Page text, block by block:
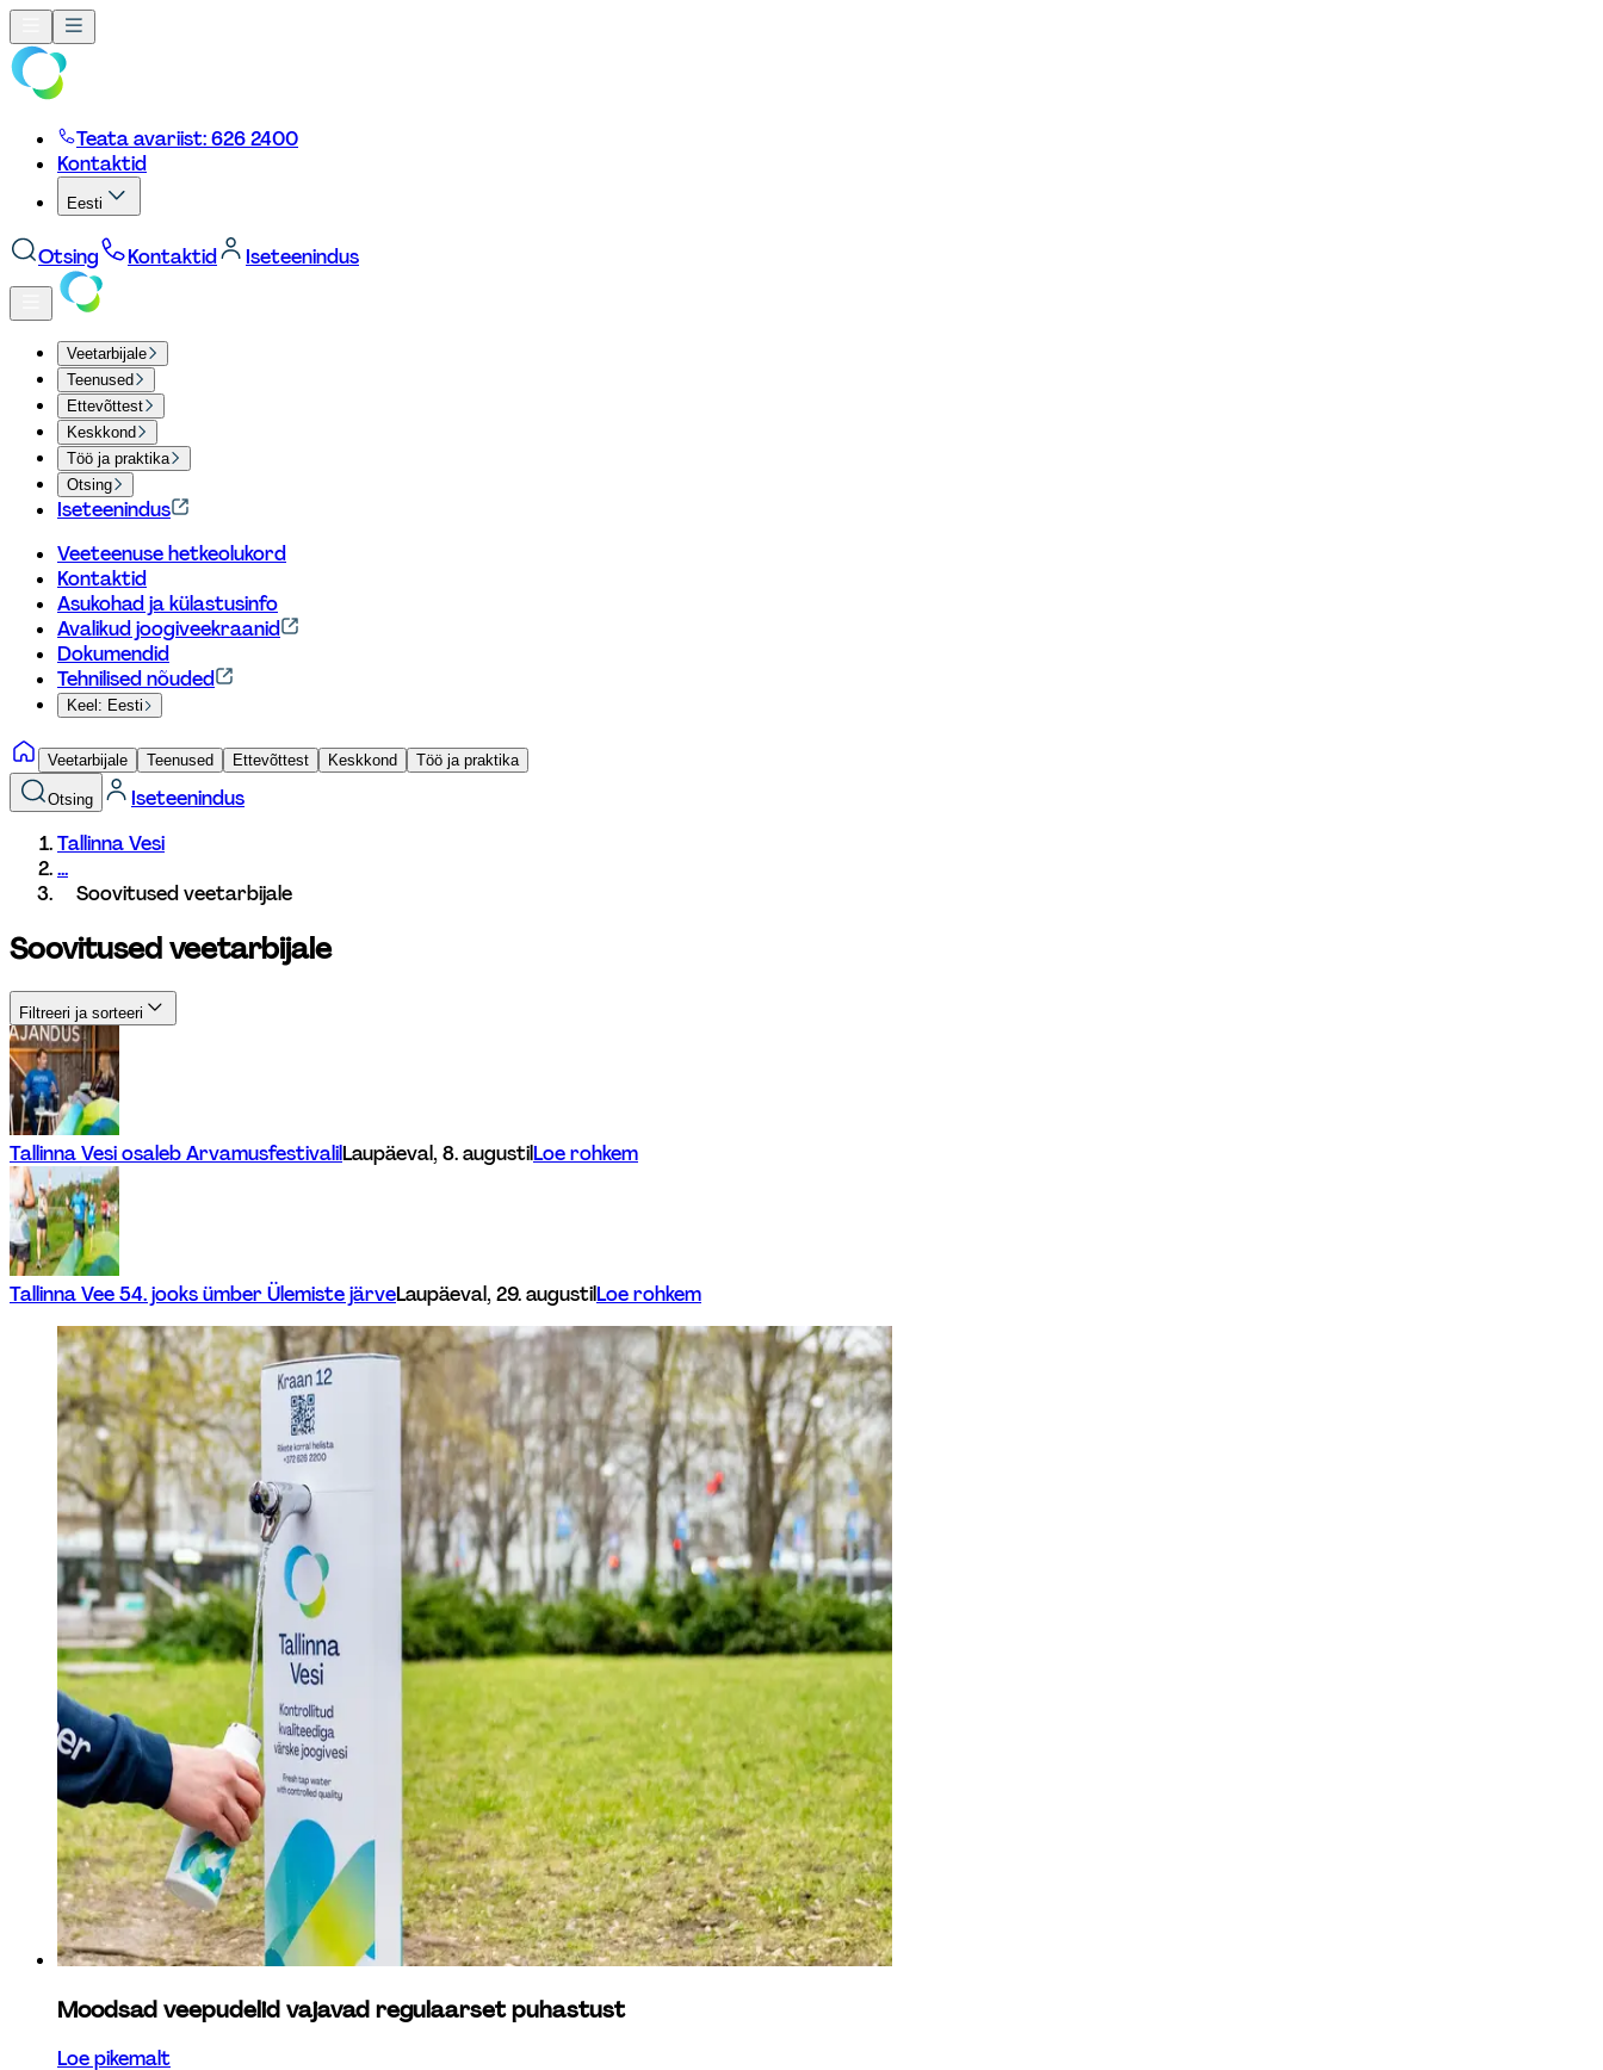
Teata avariist: 626 2400
Kontaktid
Eesti
Otsing Kontaktid Iseteenindus
Veetarbijale
Teenused
Ettevõttest
Keskkond
Töö ja praktika
Otsing
Iseteenindus
Veeteenuse hetkeolukord
Kontaktid
Asukohad ja külastusinfo
Avalikud joogiveekraanid
Dokumendid
Tehnilised nõuded
Keel: Eesti
Veetarbijale Teenused Ettevõttest Keskkond Töö ja praktika
Otsing
Iseteenindus
Tallinna Vesi
...
Soovitused veetarbijale
Soovitused veetarbijale
Filtreeri ja sorteeri
Tallinna Vesi osaleb ArvamusfestivalilLaupäeval, 8. augustilLoe rohkem
Tallinna Vee 54. jooks ümber Ülemiste järveLaupäeval, 29. augustilLoe rohkem
Moodsad veepudelid vajavad regulaarset puhastust
Loe pikemalt